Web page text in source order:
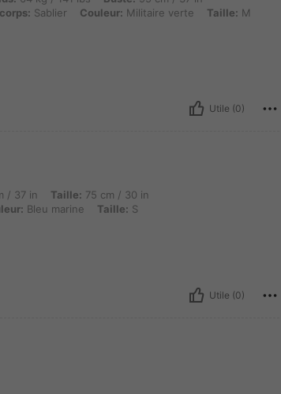
Sablier Couleur: Militaire verte Taille: M
Utile (0)
75 cm / 30 in, Hanches: 105 cm / 41 in, Forme du corps:
/ 37 in Taille: 75 cm / 30 in
Bleu marine Taille: S
Utile (0)